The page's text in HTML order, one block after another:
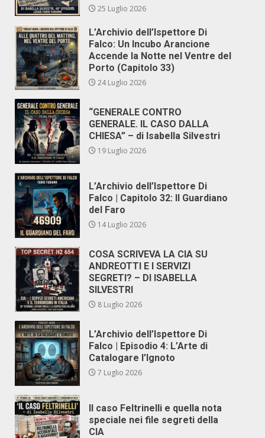
25 Luglio 2026
L’Archivio dell’Ispettore Di
Falco: Un Incubo Arancione
Accende la Notte nel Ventre del
Porto (Capitolo 33)
24 Luglio 2026
“GENERALE CONTRO
GENERALE. IL CASO DALLA
CHIESA” – di Isabella Silvestri
19 Luglio 2026
L’Archivio dell’Ispettore Di
Falco | Capitolo 32: Il Guardiano
del Faro
14 Luglio 2026
COSA SCRIVEVA LA CIA SU
ANDREOTTI E I SERVIZI
SEGRETI? – DI ISABELLA
SILVESTRI
8 Luglio 2026
L’Archivio dell’Ispettore Di
Falco | Episodio 4: L’Arte di
Catalogare l’Ignoto
7 Luglio 2026
Il caso Feltrinelli e quella nota
speciale nei file segreti della
CIA